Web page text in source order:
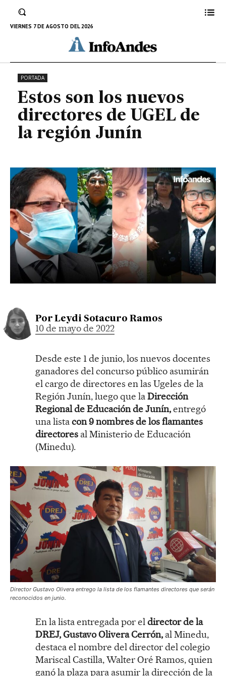
VIERNES 7 DE AGOSTO DEL 2026
Estos son los nuevos directores
de UGEL de la región Junín
10 DE MAYO DE 2022
PORTADA
Estos son los nuevos
directores de UGEL de
la región Junín
Por Leydi Sotacuro Ramos
10 de mayo de 2022
Desde este 1 de junio, los nuevos docentes
ganadores del concurso público asumirán
el cargo de directores en las Ugeles de la
Región Junín, luego que laDirección
Regional de Educación de Junín,entregó
una listacon 9 nombres de los flamantes
directores al Ministerio de Educación
(Minedu).
Director Gustavo Olivera entrego la lista de los flamantes directores que serán
reconocidos en junio.
En la lista entregada por eldirector de la
DREJ, Gustavo Olivera Cerrón, al Minedu,
destaca el nombre del director del colegio
Mariscal Castilla, Walter Oré Ramos, quien
ganó la plaza para asumir la dirección de la